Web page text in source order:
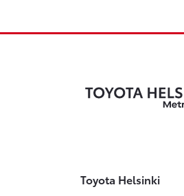
Toyota Helsinki